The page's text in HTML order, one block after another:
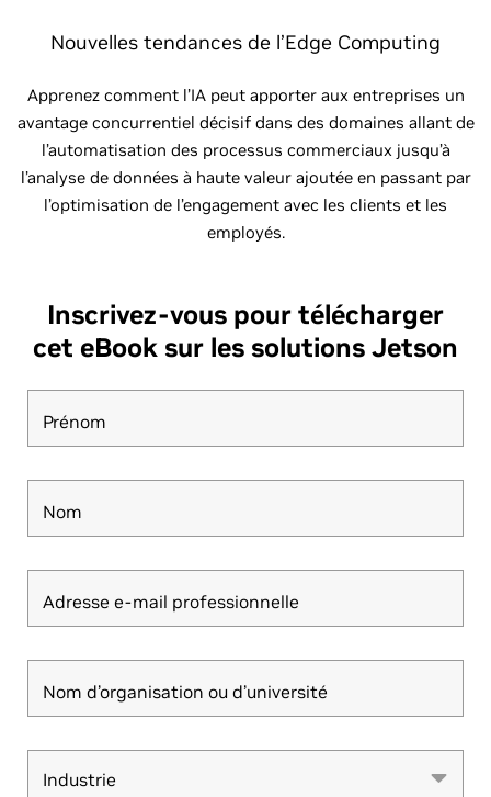
Nouvelles tendances de l’Edge Computing
Apprenez comment l’IA peut apporter aux entreprises un
avantage concurrentiel décisif dans des domaines allant de
l’automatisation des processus commerciaux jusqu’à
l’analyse de données à haute valeur ajoutée en passant par
l’optimisation de l’engagement avec les clients et les
employés.
Inscrivez-vous pour télécharger
cet eBook sur les solutions Jetson
Prénom
Nom
Adresse e-mail professionnelle
Nom d’organisation ou d’université
Industrie
Industrie